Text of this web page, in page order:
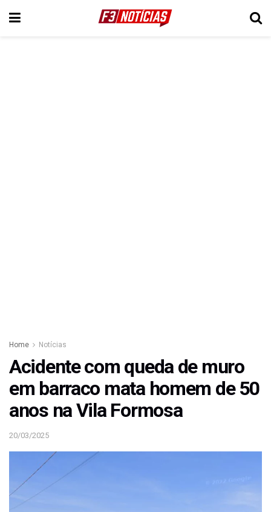
Home Notícias
Acidente com queda de muro
em barraco mata homem de 50
anos na Vila Formosa
20/03/2025